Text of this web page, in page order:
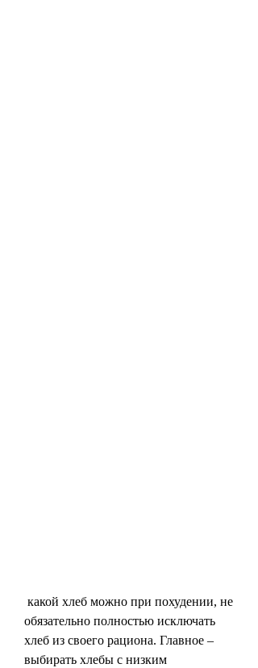
обязательно полностью исключать
хлеб из своего рациона. Главное –
выбирать хлебы с низким